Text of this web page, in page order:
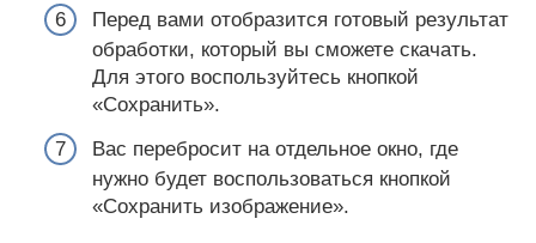
Перед вами отобразится готовый результат
обработки, который вы сможете скачать.
Для этого воспользуйтесь кнопкой
«Сохранить».
Вас перебросит на отдельное окно, где
нужно будет воспользоваться кнопкой
«Сохранить изображение».